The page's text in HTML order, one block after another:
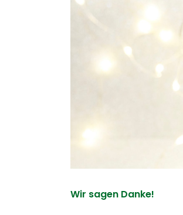
Stark.
Wir sagen Danke!